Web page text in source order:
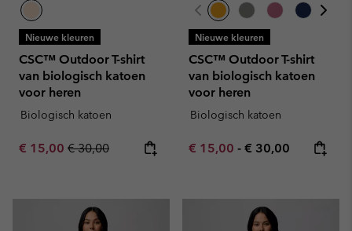
Nieuwe kleuren
CSC™ Outdoor T-shirt
van biologisch katoen
voor heren
Biologisch katoen
Sale price:
€ 15,00 Regular price:
€ 30,00
Nieuwe kleuren
CSC™ Outdoor T-shirt
van biologisch katoen
voor heren
Biologisch katoen
Minimum sale price:
€ 15,00 - Maximum price:
€ 30,00